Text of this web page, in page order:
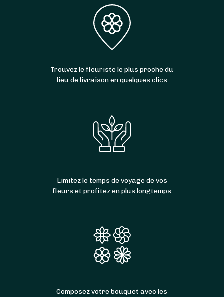
Trouvez le fleuriste le plus proche du
lieu de livraison en quelques clics
Limitez le temps de voyage de vos
fleurs et profitez en plus longtemps
Composez votre bouquet avec les